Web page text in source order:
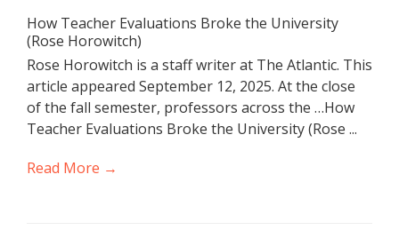
How Teacher Evaluations Broke the University
(Rose Horowitch)
Rose Horowitch is a staff writer at The Atlantic. This
article appeared September 12, 2025. At the close
of the fall semester, professors across the …How
Teacher Evaluations Broke the University (Rose ...
Read More →